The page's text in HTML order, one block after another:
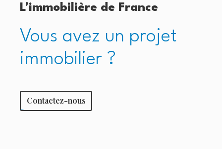
L'immobilière de France
Vous avez un projet
immobilier ?
Contactez-nous